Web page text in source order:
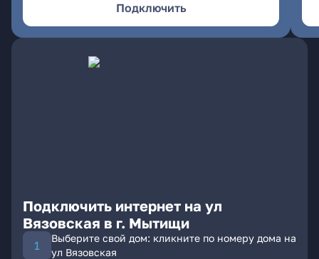
Подключить
Подключить интернет на ул
Вязовская в г. Мытищи
Выберите свой дом: кликните по номеру дома на
ул Вязовская